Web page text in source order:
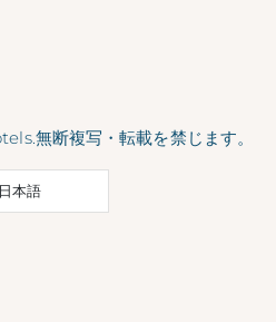
無断複写・転載を禁じます。
日本語